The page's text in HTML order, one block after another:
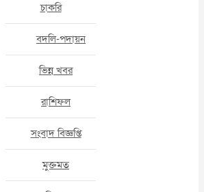
চাকরি
বদলি-পদায়ন
ভিন্ন খবর
রাশিফল
সংবাদ বিজ্ঞপ্তি
মুক্তমত